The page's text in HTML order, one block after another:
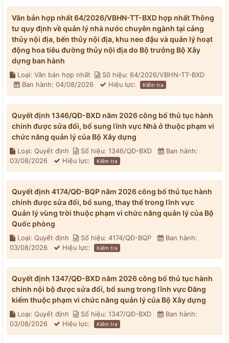
Văn bản hợp nhất 64/2026/VBHN-TT-BXD hợp nhất Thông
tư quy định về quản lý nhà nước chuyên ngành tại cảng
thủy nội địa, bến thủy nội địa, khu neo đậu và quản lý hoạt
động hoa tiêu đường thủy nội địa do Bộ trưởng Bộ Xây
dựng ban hành
Loại: Văn bản hợp nhất
Số hiệu: 64/2026/VBHN-TT-BXD
Ban hành: 04/08/2026
Hiệu lực: Kiểm tra
Quyết định 1346/QĐ-BXD năm 2026 công bố thủ tục hành
chính được sửa đổi, bổ sung lĩnh vực Nhà ở thuộc phạm vi
chức năng quản lý của Bộ Xây dựng
Loại: Quyết định Số hiệu: 1346/QĐ-BXD
Ban hành:
03/08/2026
Hiệu lực: Kiểm tra
Quyết định 4174/QĐ-BQP năm 2026 công bố thủ tục hành
chính được sửa đổi, bổ sung, thay thế trong lĩnh vực
Quản lý vùng trời thuộc phạm vi chức năng quản lý của Bộ
Quốc phòng
Loại: Quyết định Số hiệu: 4174/QĐ-BQP
Ban hành:
03/08/2026
Hiệu lực: Kiểm tra
Quyết định 1347/QĐ-BXD năm 2026 công bố thủ tục hành
chính nội bộ được sửa đổi, bổ sung trong lĩnh vực Đăng
kiểm thuộc phạm vi chức năng quản lý của Bộ Xây dựng
Loại: Quyết định Số hiệu: 1347/QĐ-BXD
Ban hành:
03/08/2026
Hiệu lực: Kiểm tra